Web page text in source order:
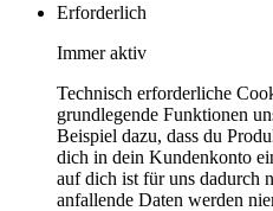
Erforderlich
Immer aktiv
Technisch erforderliche
grundlegende Funktionen
Beispiel dazu, dass du
dich in dein Kundenkonto
auf dich ist für uns dadurch
anfallende Daten werden